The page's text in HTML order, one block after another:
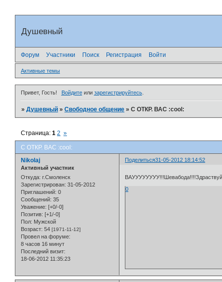
Душевный
Форум Участники Поиск Регистрация Войти
Активные темы
Привет, Гость! Войдитеили зарегистрируйтесь.
»Душевный »Свободное общение »С ОТКР. ВАС :cool:
С ОТКР. ВАС :cool:
Страница:1 2 »
Поделиться31-05-2012 18:14:52
Nikolaj
Активный участник
Откуда: г.Смоленск
Зарегистрирован: 31-05-2012
Приглашений: 0
Сообщений: 35
Уважение: [+0/-0]
Позитив: [+1/-0]
Пол: Мужской
Возраст: 54 [1971-11-12]
Провел на форуме:
8 часов 16 минут
Последний визит:
18-06-2012 11:35:23
0